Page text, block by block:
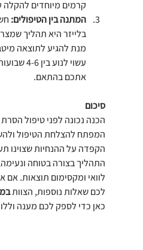
קרמים מיוחדים להקלה
המתנה בין הטיפולים:
בלייזר היא תהליך
מנת להגיע לתוצאה
עשוי לנוע
אתכם בהתאם.
סיכום
הכנה נכונה לפני טיפול
המפתח להצלחת הטיפול
הקפדה על ההנחיות שצוינו
התהליך בצורה בטוחה
לוואי ומקסימום תוצאות.
לכם שאלות נוספות, הצוות
כאן כדי לספק לכם מענה